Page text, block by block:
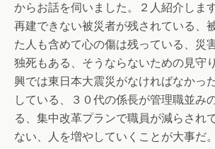
からお話を伺いました。２人紹介しま
再建できない被災者が残されている、
た人も含めて心の傷は残っている、災
独死もある、そうならないための見守
興では東日本大震災がなければなかっ
している、３０代の係長が管理職並み
る、集中改革プランで職員が減らされ
ない、人を増やしていくことが大事だ